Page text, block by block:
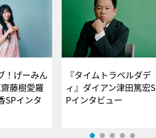
！げーみん
藤樹愛羅
SPインタ
『タイムトラベルダデ
ィ』ダイアン津田篤宏S
Pインタビュー